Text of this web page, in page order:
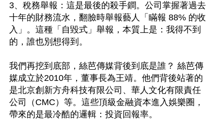
3、稅務舉報：這是最後的殺手鐧。公司掌握著過去
十年的財務流水，翻臉時舉報藝人「瞞報 88% 的收
入」。這種「自毀式」舉報，本質上是：我得不到
的，誰也別想得到。
我們再挖到底部，絲芭傳媒背後到底是誰？ 絲芭傳
媒成立於2010年，董事長為王靖。他們背後站著的
是北京創新方舟科技有限公司、華人文化有限責任
公司（CMC）等。這些頂級金融資本進入娛樂圈，
帶來的是最冷酷的邏輯：投資回報率。